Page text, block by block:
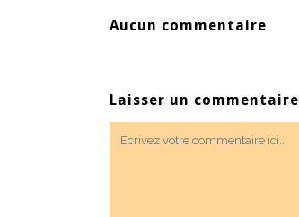
Aucun commentaire
Laisser un commentaire